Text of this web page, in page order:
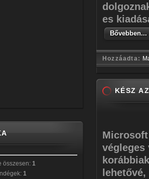
es
Bővebben...
Hozzáadta:
KÉSZ
végleges
összesen: 1
1